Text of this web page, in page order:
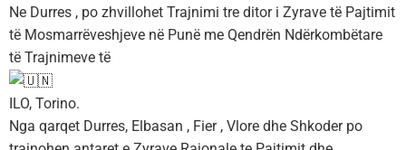
Ne Durres , po zhvillohet Trajnimi tre ditor i Zyrave të Pajtimit
të Mosmarrëveshjeve në Punë me Qendrën Ndërkombëtare
të Trajnimeve të
ILO, Torino.
Nga qarqet Durres, Elbasan , Fier , Vlore dhe Shkoder po